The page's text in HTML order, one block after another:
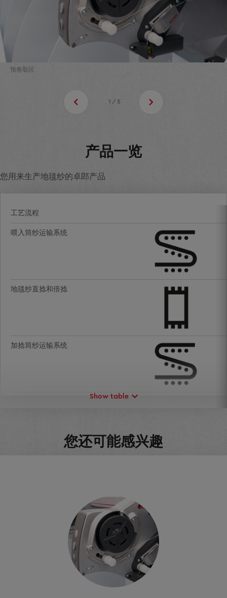
预卷取区
1/5
产品一览
您用来生产地毯纱的卓郎产品
工艺流程
喂入筒纱运输系统
地毯纱直捻和倍捻
加捻筒纱运输系统
Show table
您还可能感兴趣